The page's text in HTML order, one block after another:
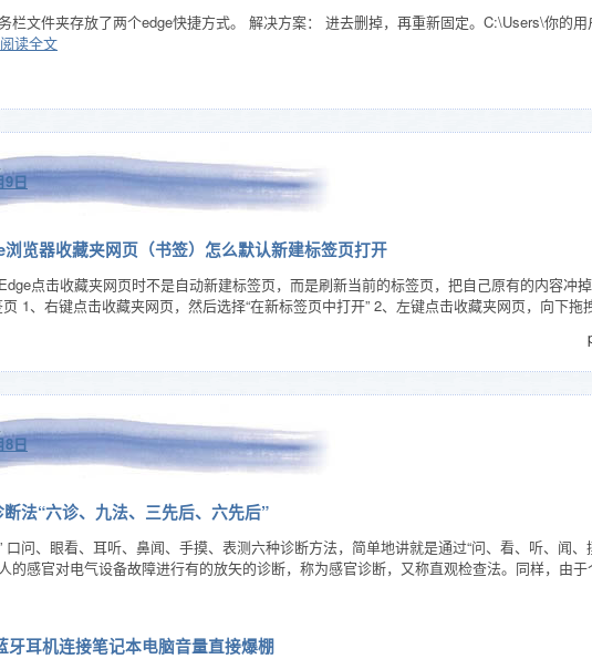
栏文件夹存放了两个edge快捷方式。 解决方案： 进去删掉，再重新固定。C:\Users\你的
阅读全文
9日
览器收藏夹网页（书签）怎么默认新建标签页打开
点击收藏夹网页时不是自动新建标签页，而是刷新当前的标签页，把自己原有的内容
1、右键点击收藏夹网页，然后选择“在新标签页中打开” 2、左键点击收藏夹网页，向下拖
8日
法“六诊、九法、三先后、六先后”
口问、眼看、耳听、鼻闻、手摸、表测六种诊断方法，简单地讲就是通过“问、看、听、闻
的感官对电气设备故障进行有的放矢的诊断，称为感官诊断，又称直观检查法。同样，由
牙耳机连接笔记本电脑音量直接爆棚